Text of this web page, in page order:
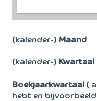
(kalender-) Maand
(kalender-) Kwartaal
Boekjaarkwartaal (
hebt en